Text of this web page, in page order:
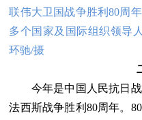
联伟大卫国战争胜利80周
多个国家及国际组织领导
环驰/摄
今年是中国人民抗日战
法西斯战争胜利80周年。